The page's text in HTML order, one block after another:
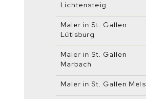
Lichtensteig
Maler in St. Gallen
Lütisburg
Maler in St. Gallen
Marbach
Maler in St. Gallen Mels